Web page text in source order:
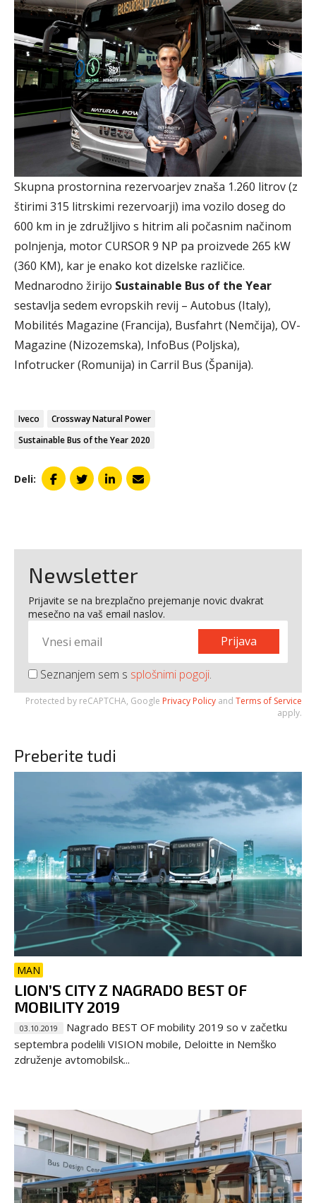
Skupna prostornina rezervoarjev znaša 1.260 litrov (z
štirimi 315 litrskimi rezervoarji) ima vozilo doseg do
600 km in je združljivo s hitrim ali počasnim načinom
polnjenja, motor CURSOR 9 NP pa proizvede 265 kW
(360 KM), kar je enako kot dizelske različice.
Mednarodno žirijo Sustainable Bus of the Year
sestavlja sedem evropskih revij – Autobus (Italy),
Mobilités Magazine (Francija), Busfahrt (Nemčija), OV-
Magazine (Nizozemska), InfoBus (Poljska),
Infotrucker (Romunija) in Carril Bus (Španija).
Iveco
Crossway Natural Power
Sustainable Bus of the Year 2020
Deli:
Newsletter
Prijavite se na brezplačno prejemanje novic dvakrat
mesečno na vaš email naslov.
Prijava
Seznanjem sem s splošnimi pogoji.
Protected by reCAPTCHA, Google Privacy Policy and Terms of Service
apply.
Preberite tudi
MAN
LION’S CITY Z NAGRADO BEST OF
MOBILITY 2019
03.10.2019
Nagrado BEST OF mobility 2019 so v začetku
septembra podelili VISION mobile, Deloitte in Nemško
združenje avtomobilsk...